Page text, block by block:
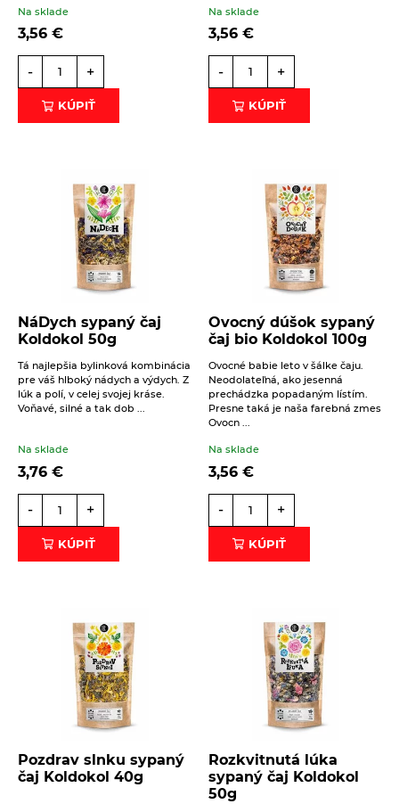
Na sklade
3,56 €
- +
KÚPIŤ
Na sklade
3,56 €
- +
KÚPIŤ
NáDych sypaný čaj
Koldokol 50g
Tá najlepšia bylinková kombinácia
pre váš hlboký nádych a výdych. Z
lúk a polí, v celej svojej kráse.
Voňavé, silné a tak dob ...
Na sklade
3,76 €
- +
KÚPIŤ
Ovocný dúšok sypaný
čaj bio Koldokol 100g
Ovocné babie leto v šálke čaju.
Neodolateľná, ako jesenná
prechádzka popadaným lístím.
Presne taká je naša farebná zmes
Ovocn ...
Na sklade
3,56 €
- +
KÚPIŤ
Pozdrav slnku sypaný
čaj Koldokol 40g
Rozkvitnutá lúka
sypaný čaj Koldokol
50g